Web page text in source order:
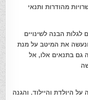
מהודרות ותנאי
הבנה לשינויים
את המיטב על מנת
גם בתנאים אלו, אל
על היולדת והיילוד. והגנה